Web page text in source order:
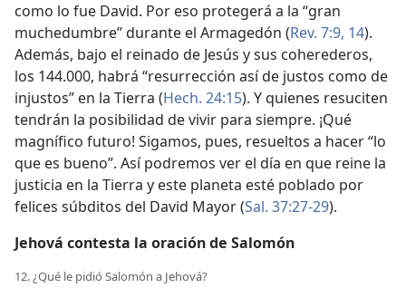
como lo fue David. Por eso protegerá a la “gran
muchedumbre” durante el Armagedón (Rev. 7:9, 14).
Además, bajo el reinado de Jesús y sus coherederos,
los 144.000, habrá “resurrección así de justos como de
injustos” en la Tierra (Hech. 24:15). Y quienes resuciten
tendrán la posibilidad de vivir para siempre. ¡Qué
magnífico futuro! Sigamos, pues, resueltos a hacer “lo
que es bueno”. Así podremos ver el día en que reine la
justicia en la Tierra y este planeta esté poblado por
felices súbditos del David Mayor (Sal. 37:27-29).
Jehová contesta la oración de Salomón
12. ¿Qué le pidió Salomón a Jehová?